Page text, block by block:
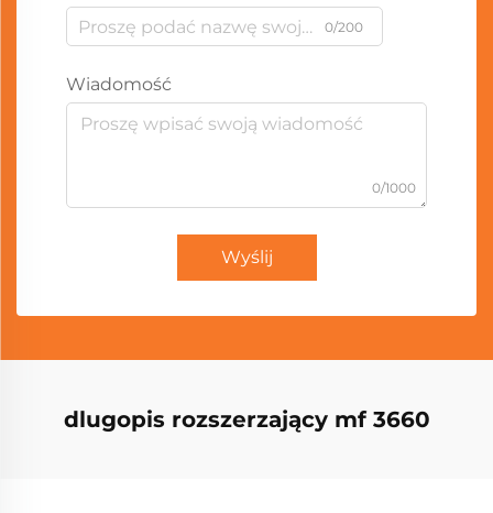
0/200
Wiadomość
0/1000
Wyślij
dlugopis rozszerzający mf 3660